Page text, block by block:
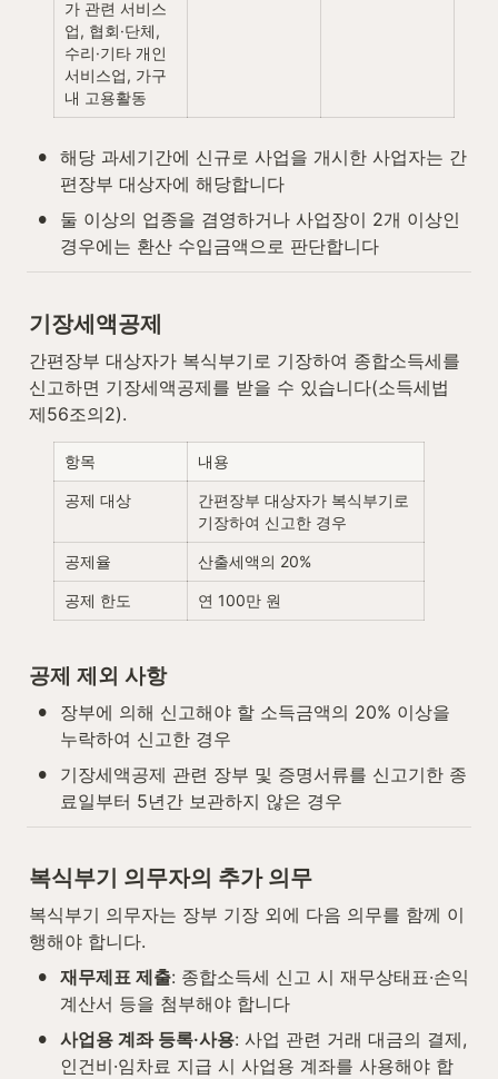
가 관련 서비스
업, 협회·단체,
수리·기타 개인
서비스업, 가구
내 고용활동
• 해당 과세기간에 신규로 사업을 개시한 사업자는 간
편장부 대상자에 해당합니다
•
둘 이상의 업종을 겸영하거나 사업장이 2개 이상인
경우에는 환산 수입금액으로 판단합니다
기장세액공제
간편장부 대상자가 복식부기로 기장하여 종합소득세를
신고하면 기장세액공제를 받을 수 있습니다(소득세법
제56조의2).
항목 내용
공제 대상
간편장부 대상자가 복식부기로
기장하여 신고한 경우
공제율 산출세액의 20%
공제 한도 연 100만 원
공제 제외 사항
•
장부에 의해 신고해야 할 소득금액의 20% 이상을
누락하여 신고한 경우
•
기장세액공제 관련 장부 및 증명서류를 신고기한 종
료일부터 5년간 보관하지 않은 경우
복식부기 의무자의 추가 의무
복식부기 의무자는 장부 기장 외에 다음 의무를 함께 이
행해야 합니다.
• 재무제표 제출: 종합소득세 신고 시 재무상태표·손익
계산서 등을 첨부해야 합니다
• 사업용 계좌 등록·사용: 사업 관련 거래 대금의 결제,
인건비·임차료 지급 시 사업용 계좌를 사용해야 합